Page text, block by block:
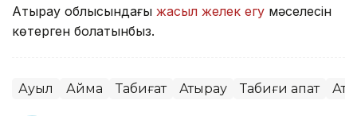
Атырау облысындағы жасыл желек егу мәселесін
көтерген болатынбыз.
Ауыл Аймақ Табиғат Атырау Табиғи апат